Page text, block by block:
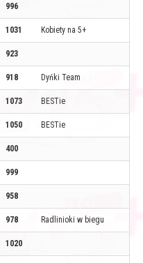
996
1031 Kobiety na 5+
923
918 Dyńki Team
1073 BESTie
1050 BESTie
400
999
958
978 Radlinioki w biegu
1020